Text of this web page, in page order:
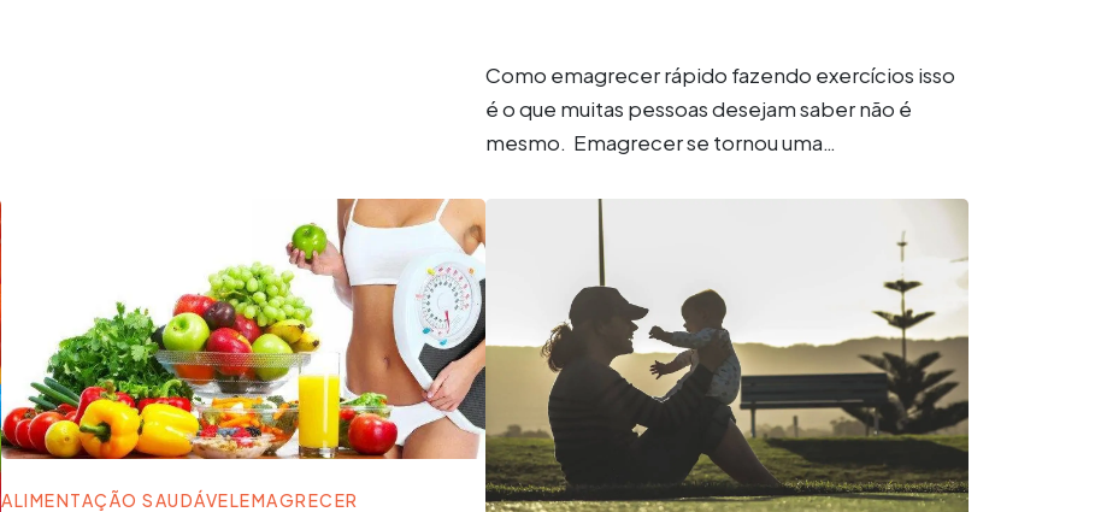
Como emagrecer rápido fazendo exercícios isso
é o que muitas pessoas desejam saber não é
mesmo. Emagrecer se tornou uma…
ALIMENTAÇÃO SAUDÁVELEMAGRECER